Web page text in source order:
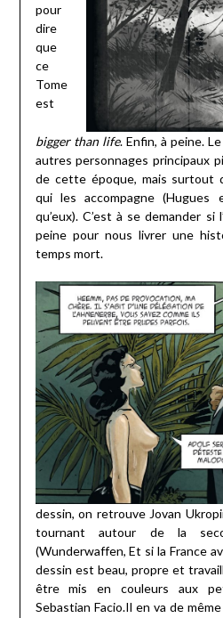
pour
dire
que
ce
Tome
est
bigger than life. Enfin, à peine.
autres personnages principaux
de cette époque, mais surtout
qui les accompagne
qu’eux). C’est à se demander si
peine pour nous livrer une
temps mort.
dessin, on retrouve Jovan
tournant autour de la
(Wunderwaffen, Et si la France
dessin est beau, propre et
être mis en couleurs aux
Sebastian Facio.Il en va de